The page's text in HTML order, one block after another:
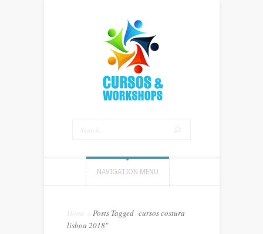
NAVIGATION MENU
Home Posts Tagged cursos costura
lisboa 2018"